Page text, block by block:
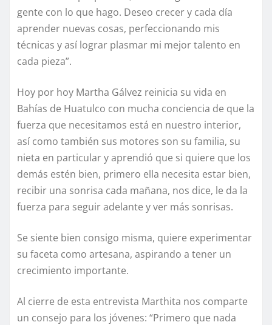
gente con lo que hago. Deseo crecer y cada día
aprender nuevas cosas, perfeccionando mis
técnicas y así lograr plasmar mi mejor talento en
cada pieza”.
Hoy por hoy Martha Gálvez reinicia su vida en
Bahías de Huatulco con mucha conciencia de que la
fuerza que necesitamos está en nuestro interior,
así como también sus motores son su familia, su
nieta en particular y aprendió que si quiere que los
demás estén bien, primero ella necesita estar bien,
recibir una sonrisa cada mañana, nos dice, le da la
fuerza para seguir adelante y ver más sonrisas.
Se siente bien consigo misma, quiere experimentar
su faceta como artesana, aspirando a tener un
crecimiento importante.
Al cierre de esta entrevista Marthita nos comparte
un consejo para los jóvenes: “Primero que nada